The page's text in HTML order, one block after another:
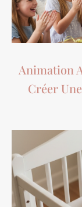
Animation
Créer